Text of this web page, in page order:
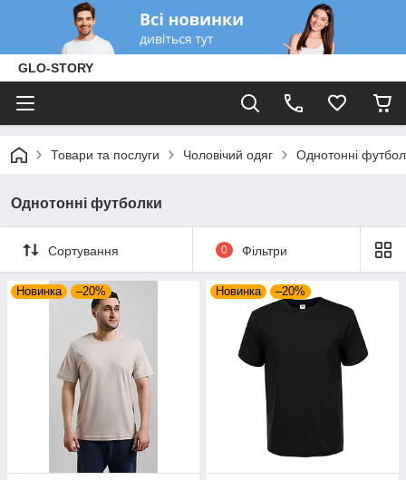
GLO-STORY
Товари та послуги Чоловічий одяг Однотонні
Однотонні футболки
Сортування 0 Фільтри
Новинка –20% Новинка –20%